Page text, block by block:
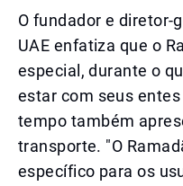
O fundador e diretor-
UAE enfatiza que o
especial, durante o
estar com seus
tempo também
transporte. "O
específico para os